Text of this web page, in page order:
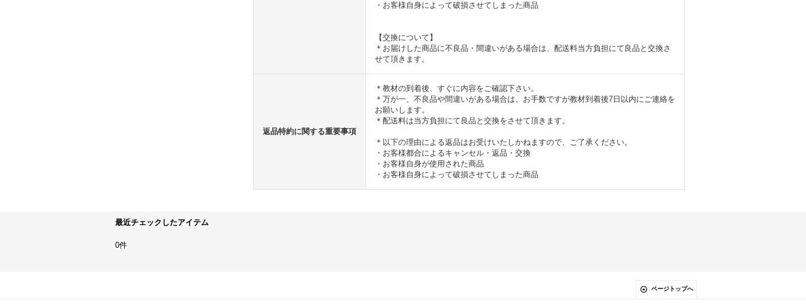
・お客様自身によって破損させてしまった商品
【交換について】
＊お届けした商品に不良品・間違いがある場合は、配送料当方負担にて良品と交換さ
せて頂きます。
返品特約に関する重要事項
＊教材の到着後、すぐに内容をご確認下さい。
＊万が一、不良品や間違いがある場合は、お手数ですが教材到着後7日以内にご連絡を
お願いします。
＊配送料は当方負担にて良品と交換をさせて頂きます。
＊以下の理由による返品はお受けいたしかねますので、ご了承ください。
・お客様都合によるキャンセル・返品・交換
・お客様自身が使用された商品
・お客様自身によって破損させてしまった商品
最近チェックしたアイテム
0件
ページトップへ